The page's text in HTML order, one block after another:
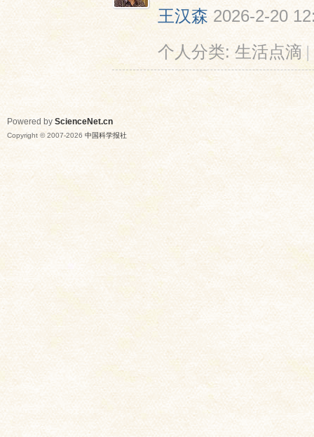
王汉森 2026-2-20
个人分类:生活点滴 |
Powered by ScienceNet.cn
Copyright © 2007-2026 中国科学报社